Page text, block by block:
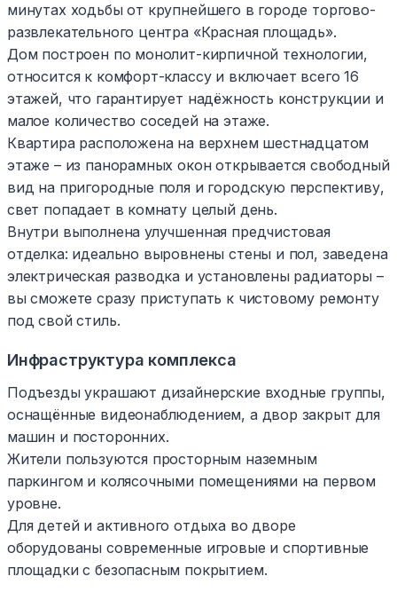
минутах ходьбы от крупнейшего в городе торгово-
развлекательного центра «Красная площадь».
Дом построен по монолит-кирпичной технологии,
относится к комфорт-классу и включает всего 16
этажей, что гарантирует надёжность конструкции и
малое количество соседей на этаже.
Квартира расположена на верхнем шестнадцатом
этаже – из панорамных окон открывается свободный
вид на пригородные поля и городскую перспективу,
свет попадает в комнату целый день.
Внутри выполнена улучшенная предчистовая
отделка: идеально выровнены стены и пол, заведена
электрическая разводка и установлены радиаторы –
вы сможете сразу приступать к чистовому ремонту
под свой стиль.
Инфраструктура комплекса
Подъезды украшают дизайнерские входные группы,
оснащённые видеонаблюдением, а двор закрыт для
машин и посторонних.
Жители пользуются просторным наземным
паркингом и колясочными помещениями на первом
уровне.
Для детей и активного отдыха во дворе
оборудованы современные игровые и спортивные
площадки с безопасным покрытием.